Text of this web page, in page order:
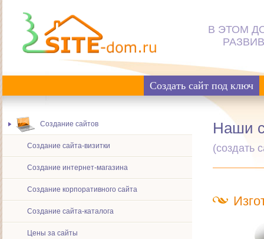
В ЭТОМ
Создать сайт под ключ
Создание сайтов
Создание сайта-визитки
Создание интернет-магазина
Создание корпоративного сайта
Создание сайта-каталога
Цены за сайты
Наши
(создать